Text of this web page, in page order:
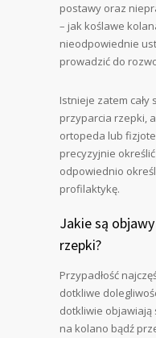
postawy oraz
– jak koślawe
nieodpowiednie
prowadzić do
Istnieje zatem
przyparcia rzepki,
ortopeda lub
precyzyjnie
odpowiednio
profilaktykę.
Jakie są
rzepki?
Przypadłość
dotkliwe
dotkliwie objawiają
na kolano bądź